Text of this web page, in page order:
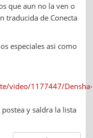
que aun no la ven o
traducida de Conecta
especiales asi como
video/1177447/Densha-
y saldra la lista